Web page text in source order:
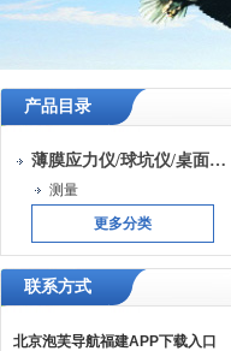
产品目录
薄膜应力仪/球坑仪/桌面级镀膜系统
测量
更多分类
联系方式
北京泡芙导航福建APP下载入口